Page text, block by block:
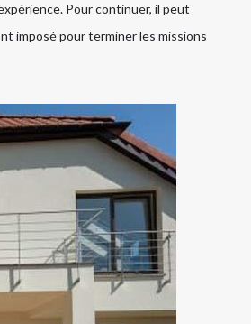
Pour continuer, il peut
imposé pour terminer les missions